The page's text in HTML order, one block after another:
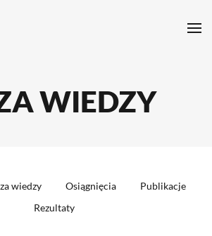
WIEDZY
wiedzy Osiągnięcia
Publikacje
Rezultaty